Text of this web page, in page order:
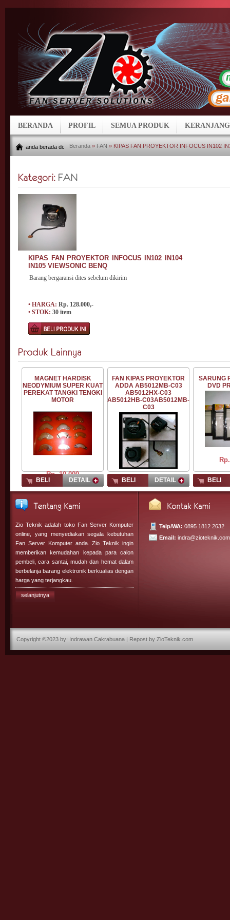
BERANDA PROFIL SEMUA PRODUK
anda berada di: Beranda » FAN » KIPAS FAN PROYEKTOR INFOCUS IN102
KIPAS FAN PROYEKTOR INFOCUS IN102 IN104
IN105 VIEWSONIC BENQ
Barang bergaransi dites sebelum dikirim
• HARGA: Rp. 128.000,-
• STOK: 30 item
MAGNET HARDISK
NEODYMIUM SUPER KUAT
PEREKAT TANGKI TENGKI
MOTOR
Rp.10.000,-
BELI DETAIL
FAN KIPAS PROYEKTOR
ADDA AB5012MB-C03
AB5012HX-C03
AB5012HB-C03AB5012MB-
C03
Rp. 125.000,-
BELI DETAIL
SARUNG
DVD
BELI
Zio Teknik adalah toko Fan Server Komputer
online, yang menyediakan segala kebutuhan
Fan Server Komputer anda. Zio Teknik ingin
memberikan kemudahan kepada para calon
pembeli, cara santai, mudah dan hemat dalam
berbelanja barang elektronik berkualias dengan
harga yang terjangkau.
selanjutnya
Telp/WA: 0895 1812 2632
Email: indra@zioteknik.com
Copyright ©2023 by: Indrawan Cakrabuana | Repost by ZioTeknik.com